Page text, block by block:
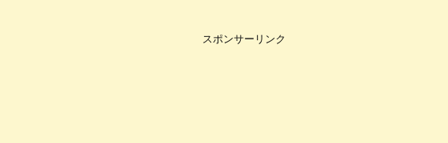
スポンサーリンク